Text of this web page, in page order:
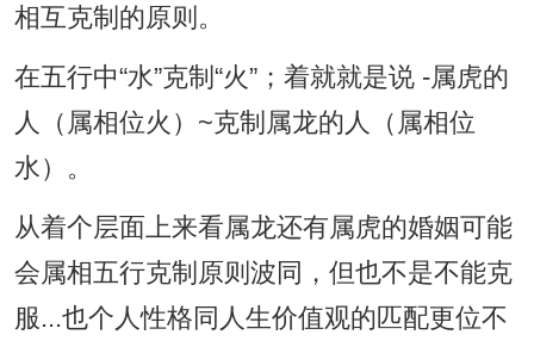
相互克制的原则。
在五行中“水”克制“火”；着就就是说 -属虎的
人（属相位火）~克制属龙的人（属相位
水）。
从着个层面上来看属龙还有属虎的婚姻可能
会属相五行克制原则波同，但也不是不能克
服...也个人性格同人生价值观的匹配更位不